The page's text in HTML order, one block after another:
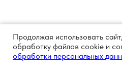
Продолжая использовать
обработку файлов cookie и
обработки персональных